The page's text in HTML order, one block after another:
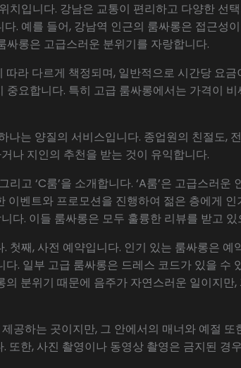
치입니다. 강남은 교통이 편리하고 다양한 선
. 예를 들어, 강남역 인근의 룸싸롱은 접근성
롱은 고급스러운 분위기를 자랑합니다.
라 다르게 책정되며, 일반적으로 시간당 요
요합니다. 특히 고급 룸싸롱에서는 가격이
나는 양질의 서비스입니다. 종업원의 친절도,
나 지인의 추천을 받는 것이 유익합니다.
리고 ‘C룸’을 소개합니다. ‘A룸’은 고급스러
이벤트와 프로모션을 진행하여 젊은 층에게
다. 이들 룸싸롱은 모두 훌륭한 리뷰를 받고
첫째, 사전 예약입니다. 인기 있는 룸싸롱은
. 일부 고급 룸싸롱은 드레스 코드가 있을 수
분위기 때문에 음주가 자연스러운 일이지
공하는 곳이지만, 그 안에서의 매너와 예절
또한, 사진 촬영이나 동영상 촬영은 금지된 경